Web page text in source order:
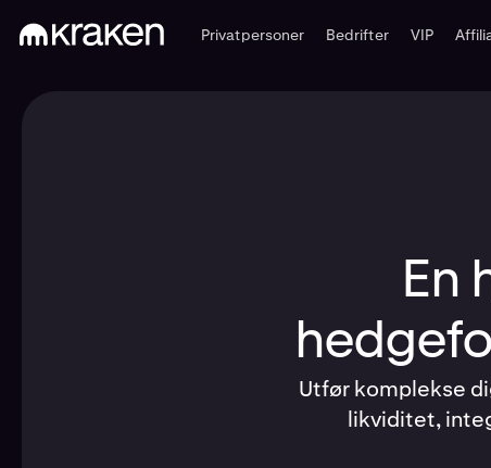
Privatpersoner Bedrifter VIP
En
Utfør komplekse
likviditet,